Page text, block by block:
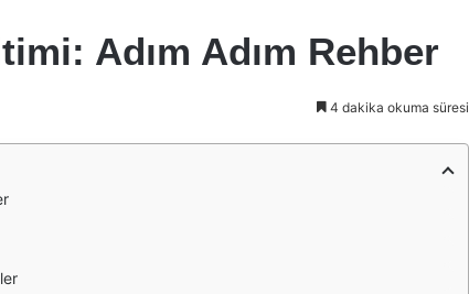
Adım Adım Rehber
4 dakika okuma süresi